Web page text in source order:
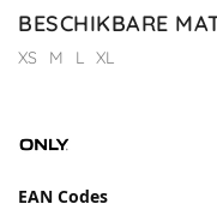
BESCHIKBARE
XS M L XL
EAN Codes